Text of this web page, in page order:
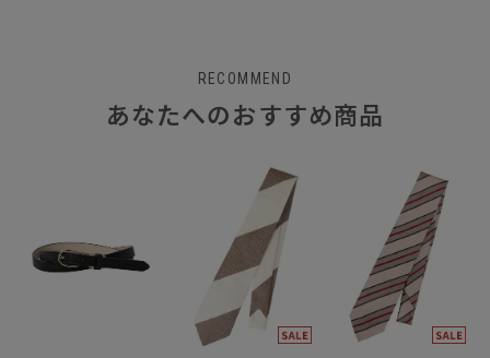
RECOMMEND
あなたへのおすすめ商品